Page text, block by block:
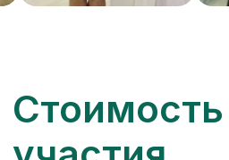
© ПРОСТО ЖИТЬ, 2023 Все права защищены.